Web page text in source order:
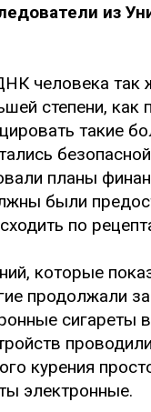
из
человека так
степени, как
такие
безопасной
планы
были
по
которые
продолжали
сигареты
курения
электронные.